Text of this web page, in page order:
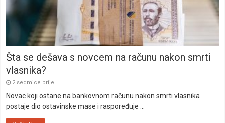
Šta se dešava s novcem na računu nakon smrti
vlasnika?
2 sedmice prije
Novac koji ostane na bankovnom računu nakon smrti vlasnika
postaje dio ostavinske mase i raspoređuje …